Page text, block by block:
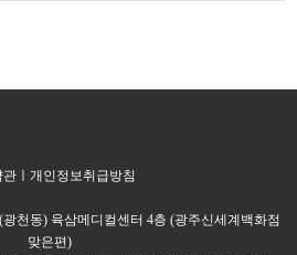
천동) 육삼메디컬센터 4층 (광주신세계백화점
맞은편)
관 개인정보취급방침